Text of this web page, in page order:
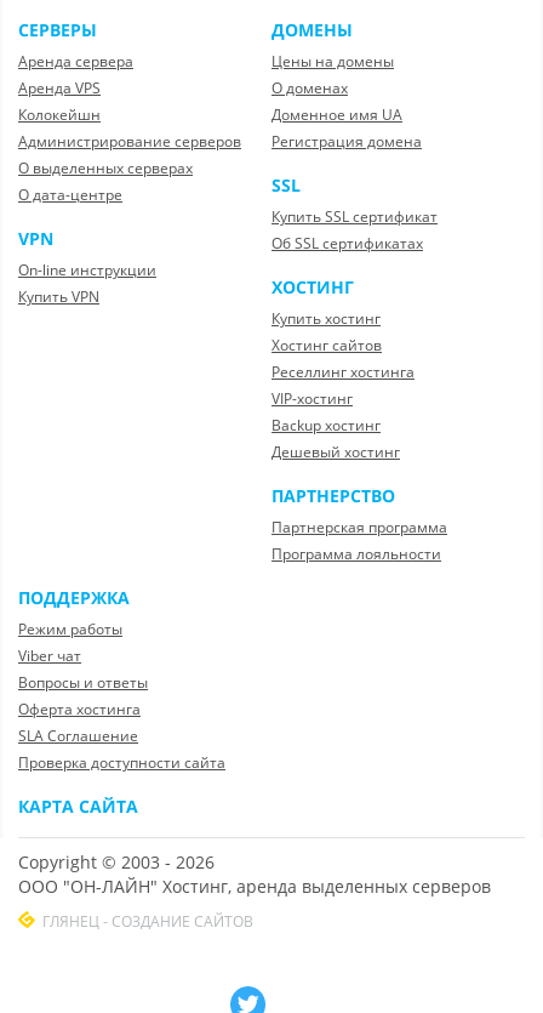
СЕРВЕРЫ
Аренда сервера
Аренда VPS
Колокейшн
Администрирование серверов
О выделенных серверах
О дата-центре
VPN
On-line инструкции
Купить VPN
ДОМЕНЫ
Цены на домены
О доменах
Доменное имя UA
Регистрация домена
SSL
Купить SSL сертификат
Об SSL сертификатах
ХОСТИНГ
Купить хостинг
Хостинг сайтов
Реселлинг хостинга
VIP-хостинг
Backup хостинг
Дешевый хостинг
ПАРТНЕРСТВО
Партнерская программа
Программа лояльности
ПОДДЕРЖКА
Режим работы
Viber чат
Вопросы и ответы
Оферта хостинга
SLA Соглашение
Проверка доступности сайта
КАРТА САЙТА
Copyright © 2003 - 2026
ООО "ОН-ЛАЙН" Хостинг, аренда выделенных серверов
ГЛЯНЕЦ - СОЗДАНИЕ САЙТОВ